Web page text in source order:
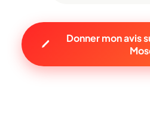
Donner mon avis